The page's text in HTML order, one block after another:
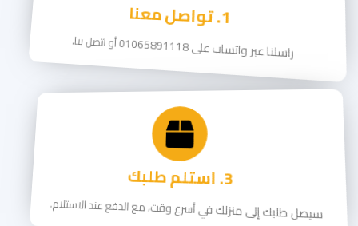
1. تواصل معنا
راسلنا عبر واتساب على
01065891118
أو اتصل بنا.
3. استلم طلبك
سيصل طلبك إلى منزلك في أسرع وقت، مع الدفع عند الاستلام.